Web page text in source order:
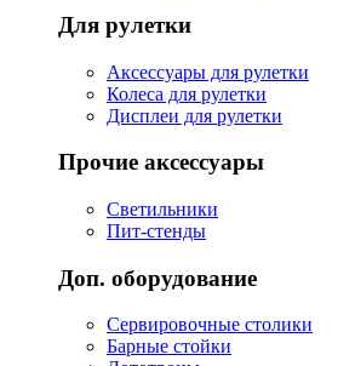
Для рулетки
Аксессуары для рулетки
Колеса для рулетки
Дисплеи для рулетки
Прочие аксессуары
Светильники
Пит-стенды
Доп. оборудование
Сервировочные столики
Барные стойки